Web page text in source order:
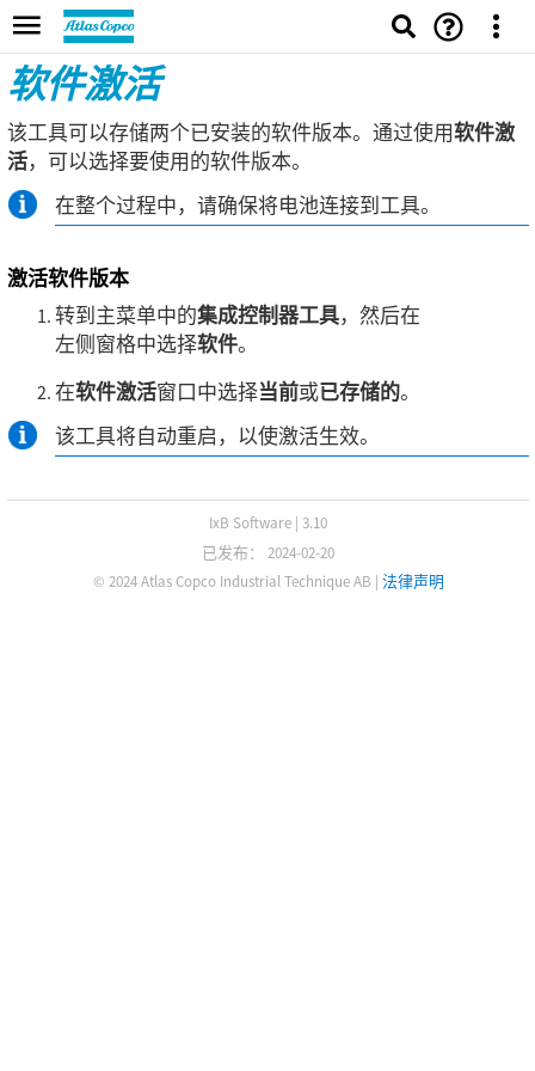
软件激活
该工具可以存储两个已安装的软件版本。通过使用软件激
活，可以选择要使用的软件版本。
在整个过程中，请确保将电池连接到工具。
激活软件版本
转到主菜单中的集成控制器工具，然后在
左侧窗格中选择软件。
在软件激活窗口中选择当前或已存储的。
该工具将自动重启，以使激活生效。
IxB Software | 3.10
已发布： 2024-02-20
© 2024 Atlas Copco Industrial Technique AB | 法律声明